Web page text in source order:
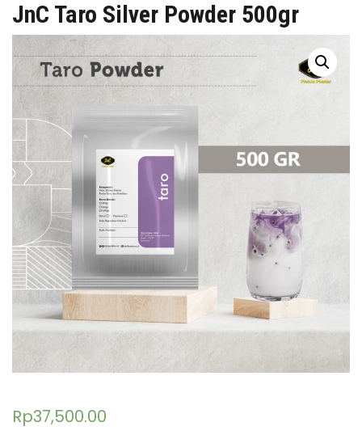
SkipJnC Taro Silver Powder 500gr
Rp37,500.00